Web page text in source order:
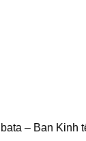
– Ban Kinh